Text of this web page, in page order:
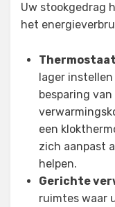
Uw stookgedrag
het
lager
besparing
een
zich aanpast
helpen.
Gerichte
ruimtes waar